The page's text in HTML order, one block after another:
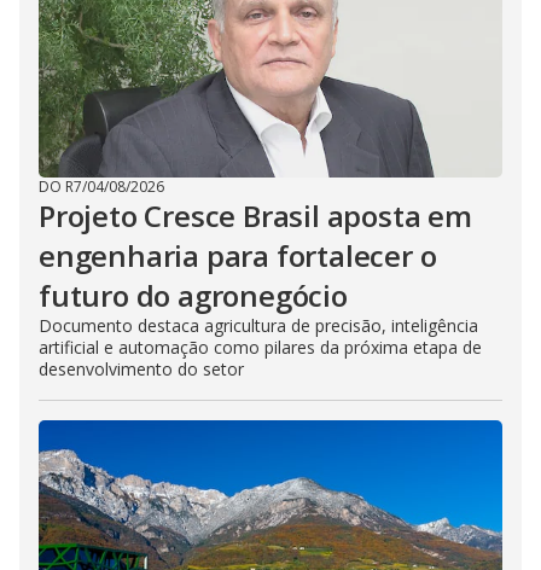
DO R7/04/08/2026
Projeto Cresce Brasil aposta em
engenharia para fortalecer o
futuro do agronegócio
Documento destaca agricultura de precisão, inteligência
artificial e automação como pilares da próxima etapa de
desenvolvimento do setor